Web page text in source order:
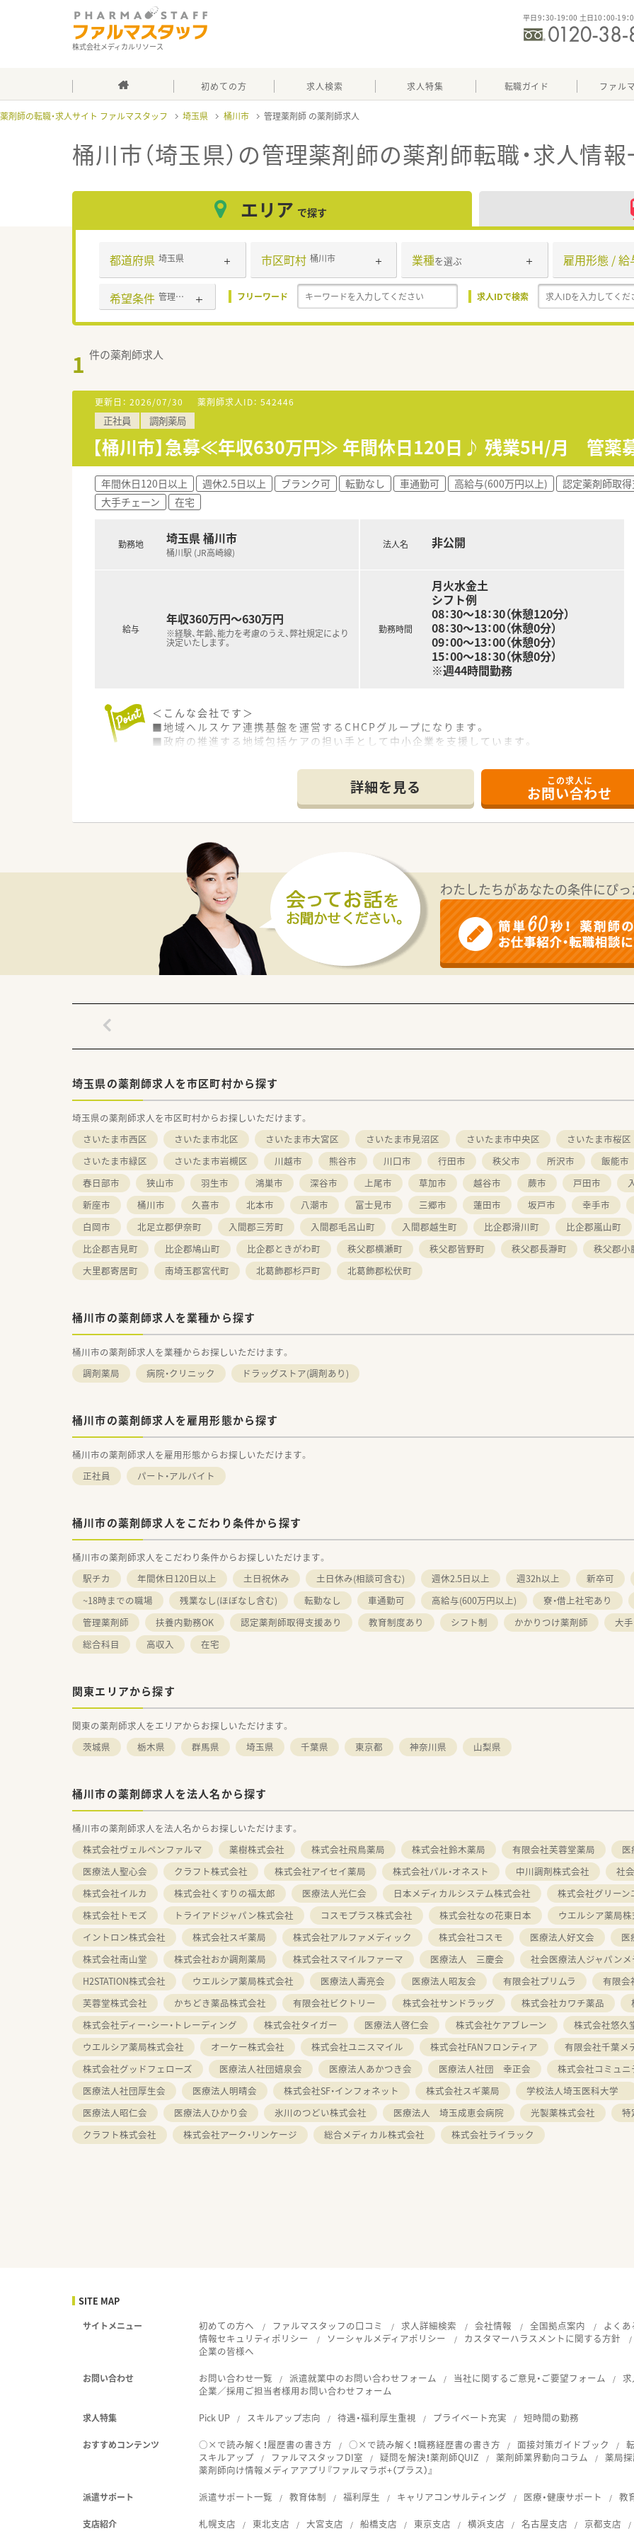
株式会社メディカルリソース
平日9：30-19：00 土日10：00-19：
初めての方 求人検索 求人特集 転職ガイド ファル
薬剤師の転職・求人サイト ファルマスタッフ 埼玉県 桶川市 管理薬剤師
桶川市（埼玉県）の管理薬剤師の薬剤師転職・求人情
エリア で探す
都道府県 埼玉県 市区町村 桶川市 業種を選ぶ 雇用形態 / 給
希望条件 管理薬剤師 フリーワード 求人IDで検索
1 件の薬剤師求人
更新日： 2026/07/30 薬剤師求人ID： 542446
正社員 調剤薬局
【桶川市】急募≪年収630万円≫ 年間休日120日♪ 残業5H/月 管薬
年間休日120日以上 週休2.5日以上 ブランク可 転勤なし 車通勤可 高給与(600万円以上) 認定薬剤師取得
大手チェーン
在宅
勤務地 埼玉県 桶川市
桶川駅 (JR高崎線)
給与
年収360万円～630万円
※経験、年齢、能力を考慮のうえ、弊社規定により
決定いたします。
法人名 非公開
勤務時間
月火水金土
シフト例
08：30～18：30（休憩120分）
08：30～13：00（休憩0分）
09：00～13：00（休憩0分）
15：00～18：30（休憩0分）
※週44時間勤務
＜こんな会社です＞
■地域ヘルスケア連携基盤を運営するCHCPグループになります。
■政府の推進する地域包括ケアの担い手として中小企業を支援しています。
■立ち上げまだ数年ですが、店舗数は既に150店舗になり今後も事業を拡大していきます。
■グループ全体では病院も運営し、既に629床の病床数を保有しています。
■薬局事業のほか、バリューアップ事業も行っており病院と薬局の連携基盤を創っています。
■医療従事者とのコミュニケーションを大切にし、患者ファーストで働ける環境を構築してい
■若手でもグループ社長に抜擢されるなど実績によりキャリアポストがたくさんあります。
＜就業条件＞
●管理薬剤師の募集になります。
●門前薬局は内科・施設在宅を応需しています。
●薬剤師さんは常時3名体制になります。
＜こんな人におススメ＞
■管理薬剤師求人をお探しの方！
■固定休みをご希望の方！
■在宅業務に興味のある方！
詳細を見る この求人に
お問い合わせ
わたしたちがあなたの条件にぴ
埼玉県の薬剤師求人を市区町村から探す
埼玉県の薬剤師求人を市区町村からお探しいただけます。
さいたま市西区
さいたま市北区 さいたま市大宮区 さいたま市見沼区 さいたま市中央区 さいたま市桜区
さいたま市緑区
さいたま市岩槻区 川越市 熊谷市 川口市 行田市 秩父市 所沢市 飯能市
春日部市
狭山市 羽生市 鴻巣市 深谷市 上尾市 草加市 越谷市 蕨市 戸田市
新座市
桶川市 久喜市 北本市 八潮市 富士見市 三郷市 蓮田市 坂戸市 幸手市
白岡市
北足立郡伊奈町 入間郡三芳町 入間郡毛呂山町 入間郡越生町 比企郡滑川町 比企郡嵐山町
比企郡吉見町
比企郡鳩山町 比企郡ときがわ町 秩父郡横瀬町 秩父郡皆野町 秩父郡長瀞町 秩父郡小
大里郡寄居町
南埼玉郡宮代町 北葛飾郡杉戸町 北葛飾郡松伏町
桶川市の薬剤師求人を業種から探す
桶川市の薬剤師求人を業種からお探しいただけます。
調剤薬局
病院・クリニック ドラッグストア(調剤あり)
桶川市の薬剤師求人を雇用形態から探す
桶川市の薬剤師求人を雇用形態からお探しいただけます。
正社員
パート・アルバイト
桶川市の薬剤師求人をこだわり条件から探す
桶川市の薬剤師求人をこだわり条件からお探しいただけます。
駅チカ
年間休日120日以上 土日祝休み 土日休み(相談可含む) 週休2.5日以上 週32h以上 新卒可
~18時までの職場
残業なし(ほぼなし含む) 転勤なし 車通勤可 高給与(600万円以上) 寮・借上社宅あり
管理薬剤師
扶養内勤務OK 認定薬剤師取得支援あり 教育制度あり シフト制 かかりつけ薬剤師 大
総合科目
高収入 在宅
関東エリアから探す
関東の薬剤師求人をエリアからお探しいただけます。
茨城県
栃木県 群馬県 埼玉県 千葉県 東京都 神奈川県 山梨県
桶川市の薬剤師求人を法人名から探す
桶川市の薬剤師求人を法人名からお探しいただけます。
株式会社ヴェルペンファルマ
薬樹株式会社 株式会社飛鳥薬局 株式会社鈴木薬局 有限会社芙蓉堂薬局 医
医療法人聖心会
クラフト株式会社 株式会社アイセイ薬局 株式会社パル・オネスト 中川調剤株式会社 社
株式会社イルカ
株式会社くすりの福太郎 医療法人光仁会 日本メディカルシステム株式会社 株式会社グリーン
株式会社トモズ
トライアドジャパン株式会社 コスモプラス株式会社 株式会社なの花東日本 ウエルシア薬局
イントロン株式会社
株式会社スギ薬局 株式会社アルファメディック 株式会社コスモ 医療法人好文会
株式会社南山堂
株式会社おか調剤薬局 株式会社スマイルファーマ 医療法人 三慶会 社会医療法人ジャパン
H2STATION株式会社
ウエルシア薬局株式会社 医療法人壽亮会 医療法人昭友会 有限会社プリムラ 有限会
芙蓉堂株式会社
かちどき薬品株式会社 有限会社ビクトリー 株式会社サンドラッグ 株式会社カワチ薬品
株式会社ディー・シー・トレーディング
株式会社タイガー 医療法人啓仁会 株式会社ケアブレーン 株式会社悠久
ウエルシア薬局株式会社
オーケー株式会社 株式会社ユニスマイル 株式会社FANフロンティア 有限会社千葉メ
株式会社グッドフェローズ
医療法人社団嬉泉会 医療法人あかつき会 医療法人社団 幸正会 株式会社コミュニ
医療法人社団厚生会
医療法人明晴会 株式会社SF・インフォネット 株式会社スギ薬局 学校法人埼玉医科大学
医療法人昭仁会
医療法人ひかり会 氷川のつどい株式会社 医療法人 埼玉成恵会病院 光製薬株式会社 特
クラフト株式会社
株式会社アーク・リンケージ 総合メディカル株式会社 株式会社ライラック
SITE MAP
サイトメニュー 初めての方へ ファルマスタッフの口コミ 求人詳細検索 会社情報 全国拠点案内 よくあ
情報セキュリティポリシー
ソーシャルメディアポリシー カスタマーハラスメントに関する方針
企業の皆様へ
お問い合わせ お問い合わせ一覧 派遣就業中のお問い合わせフォーム 当社に関するご意見・ご要望フォーム
企業／採用ご担当者様用お問い合わせフォーム
求人特集 Pick UP スキルアップ志向 待遇・福利厚生重視 プライベート充実 短時間の勤務
おすすめコンテンツ ○×で読み解く！履歴書の書き方 ○×で読み解く！職務経歴書の書き方 面接対策ガイドブック
スキルアップ
ファルマスタッフDI室 疑問を解決！薬剤師QUIZ 薬剤師業界動向コラム 薬局
薬剤師向け情報メディアアプリ『ファルマラボ+（プラス）』
派遣サポート 派遣サポート一覧 教育体制 福利厚生 キャリアコンサルティング 医療・健康サポート 教
支店紹介 札幌支店 東北支店 大宮支店 船橋支店 東京支店 横浜支店 名古屋支店 京都支店